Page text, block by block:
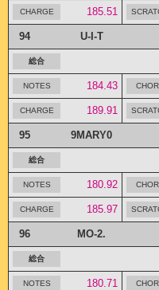
185.51
94 U-I-T
184.43
189.91
95 9MARY0
180.92
185.97
96 MO-2.
180.71